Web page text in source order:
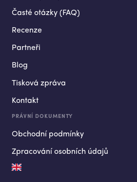
Časté otázky (FAQ)
Recenze
Partneři
Blog
Tisková zpráva
Kontakt
PRÁVNÍ DOKUMENTY
Obchodní podmínky
Zpracování osobních údajů